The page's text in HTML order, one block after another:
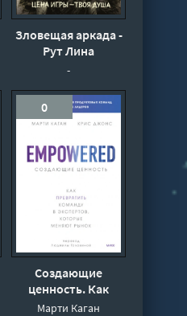
Зловещая аркада -
Рут Лина
-
0
Создающие
ценность. Как
превратить
Марти Каган